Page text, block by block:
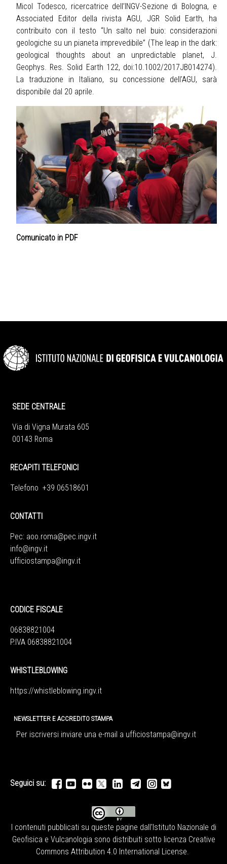
Micol Todesco, ricercatrice dell’INGV-Sezione di Bologna, e
Associated Editor della rivista AGU, JGR Solid Earth, ha
contribuito con il testo “Un salto nel buio: considerazioni
geologiche su un pianeta imprevedibile” (The leap in the dark:
geological thoughts about an unpredictable planet, J.
Geophys. Res. Solid Earth 122, doi:10.1002/2017JB014274).
La traduzione in Italiano, su concessione dell’AGU, sarà
disponibile dal 20 aprile.
Comunicato in PDF
SEDE CENTRALE
Via di Vigna Murata 605
00143 Roma
RECAPITI TELEFONICI
Telefono +39 06518601
CONTATTI
Pec: aoo.roma@pec.ingv.it
info@ingv.it
ufficiostampa@ingv.it
CODICE FISCALE
06838821004
P.IVA 06838821004
WHISTLEBLOWING
https://whistleblowing.ingv. it
NEWSLETTER E ACCREDITO STAMPA
Per iscriversi inviare una e-mail a ufficiostampa@ingv.it
Seguici su:
I contenuti pubblicati su queste pagine dall'Istituto Nazionale di
Geofisica e Vulcanologia sono distribuiti sotto licenza Creative
Commons Attribution 4.0 International License